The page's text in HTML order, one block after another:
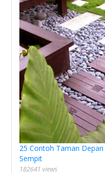
25 Contoh Taman
Sempit
182641 views